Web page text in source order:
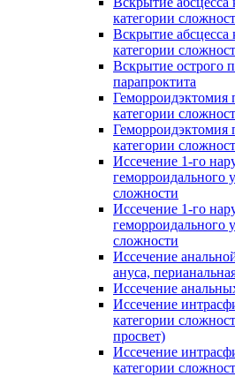
категории
Вскрытие абсцесса
категории
Вскрытие острого
парапроктита
категории
категории
Иссечение 1-го
геморроидального
сложности
Иссечение 1-го
геморроидального
сложности
Иссечение
ануса,
Иссечение
Иссечение
категории
просвет)
Иссечение
категории